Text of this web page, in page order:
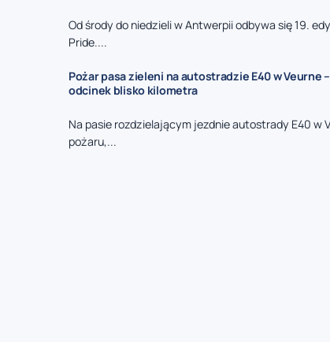
Od środy do niedzieli w Antwerpii odbywa się 19.
Pride....
Pożar pasa zieleni na autostradzie E40 w Veurne
odcinek blisko kilometra
Na pasie rozdzielającym jezdnie autostrady E40 w
pożaru,...